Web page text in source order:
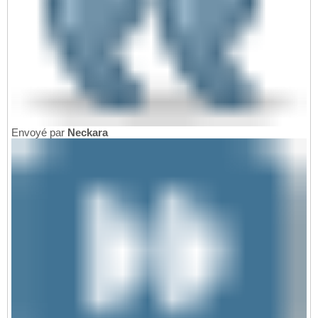
Envoyé par Neckara